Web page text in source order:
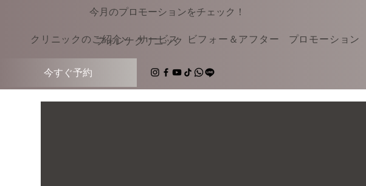
今月のプロモーションをチェック！
クリニックのご紹介 サービス ビフォー＆アフター プロモーション
​フォレナクリニック
今すぐ予約